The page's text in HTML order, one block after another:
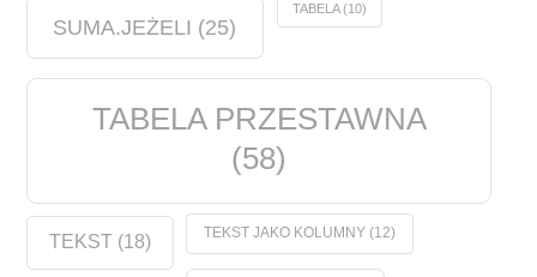
SUMA.JEŻELI (25)
TABELA(10)
TABELA PRZESTAWNA
(58)
TEKST (18) TEKST JAKO KOLUMNY(12)